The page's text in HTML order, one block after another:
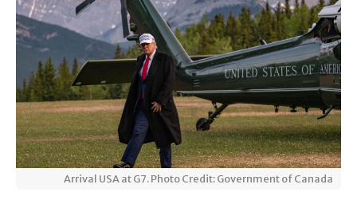
Arrival USA at G7. Photo Credit: Government of Canada